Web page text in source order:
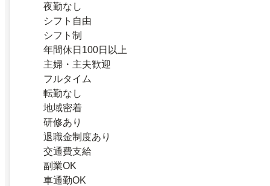
夜勤なし
シフト自由
シフト制
年間休日100日以上
主婦・主夫歓迎
フルタイム
転勤なし
地域密着
研修あり
退職金制度あり
交通費支給
副業OK
車通勤OK